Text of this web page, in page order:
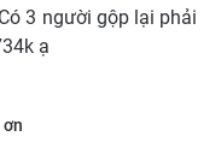
3 người gộp lại phải
ạ
ơn